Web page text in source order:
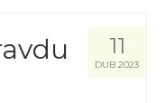
11
DUB 2023